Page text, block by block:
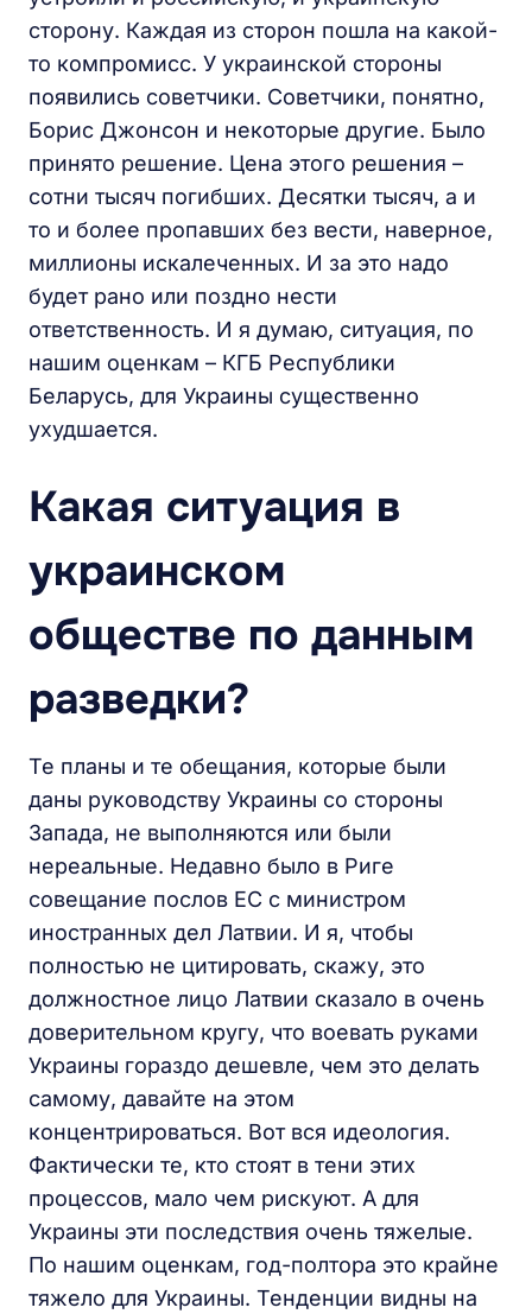
сторону. Каждая из сторон пошла на какой-
то компромисс. У украинской стороны
появились советчики. Советчики, понятно,
Борис Джонсон и некоторые другие. Было
принято решение. Цена этого решения –
сотни тысяч погибших. Десятки тысяч, а и
то и более пропавших без вести, наверное,
миллионы искалеченных. И за это надо
будет рано или поздно нести
ответственность. И я думаю, ситуация, по
нашим оценкам – КГБ Республики
Беларусь, для Украины существенно
ухудшается.
Какая ситуация в
украинском
обществе по данным
разведки?
Те планы и те обещания, которые были
даны руководству Украины со стороны
Запада, не выполняются или были
нереальные. Недавно было в Риге
совещание послов ЕС с министром
иностранных дел Латвии. И я, чтобы
полностью не цитировать, скажу, это
должностное лицо Латвии сказало в очень
доверительном кругу, что воевать руками
Украины гораздо дешевле, чем это делать
самому, давайте на этом
концентрироваться. Вот вся идеология.
Фактически те, кто стоят в тени этих
процессов, мало чем рискуют. А для
Украины эти последствия очень тяжелые.
По нашим оценкам, год-полтора это крайне
тяжело для Украины. Тенденции видны на